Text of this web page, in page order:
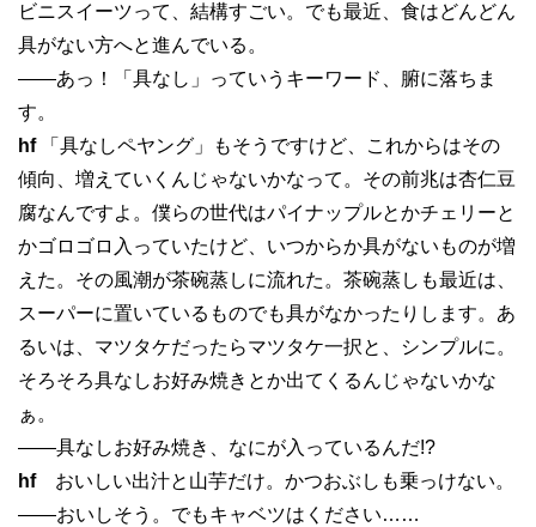
ビニスイーツって、結構すごい。でも最近、食はどんどん
具がない方へと進んでいる。
——あっ！「具なし」っていうキーワード、腑に落ちま
す。
hf「具なしペヤング」もそうですけど、これからはその
傾向、増えていくんじゃないかなって。その前兆は杏仁豆
腐なんですよ。僕らの世代はパイナップルとかチェリーと
かゴロゴロ入っていたけど、いつからか具がないものが増
えた。その風潮が茶碗蒸しに流れた。茶碗蒸しも最近は、
スーパーに置いているものでも具がなかったりします。あ
るいは、マツタケだったらマツタケ一択と、シンプルに。
そろそろ具なしお好み焼きとか出てくるんじゃないかな
ぁ。
——具なしお好み焼き、なにが入っているんだ!?
hfおいしい出汁と山芋だけ。かつおぶしも乗っけない。
——おいしそう。でもキャベツはください……